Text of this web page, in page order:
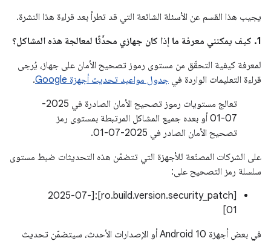
يجيب هذا القسم عن الأسئلة الشائعة التي قد تطرأ بعد قراءة هذا النشرة.
1. كيف يمكنني معرفة ما إذا كان جهازي محدَّثًا لمعالجة هذه المشاكل؟
لمعرفة كيفية التحقّق من مستوى رموز تصحيح الأمان على جهاز، يُرجى
قراءة التعليمات الواردة في جدول مواعيد تحديث أجهزة Google
.
تعالج مستويات رموز تصحيح الأمان الصادرة في 2025-
07-01 أو بعده جميع المشاكل المرتبطة بمستوى رمز
تصحيح الأمان الصادر في 2025-07-01.
على الشركات المصنّعة للأجهزة التي تتضمّن هذه التحديثات ضبط مستوى
سلسلة رمز التصحيح على:
[ro.build.version.security_patch]:[2025-07-
01]
في بعض أجهزة Android 10 أو الإصدارات الأحدث، سيتضمّن تحديث